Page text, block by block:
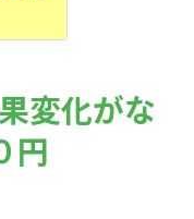
変化がな
円